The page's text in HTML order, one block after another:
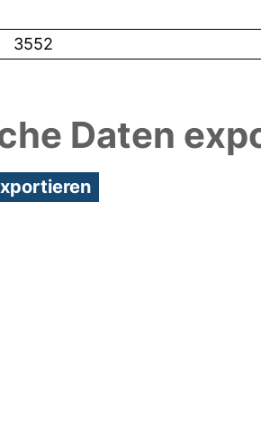
3552
Daten